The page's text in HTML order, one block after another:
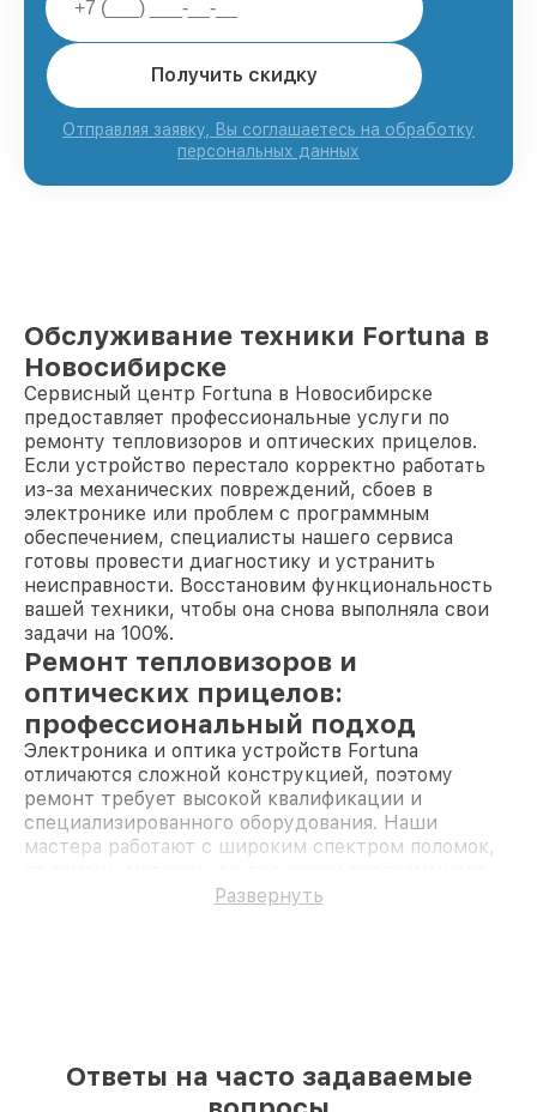
Получить скидку
Отправляя заявку, Вы соглашаетесь на обработку
персональных данных
Обслуживание техники Fortuna в
Новосибирске
Сервисный центр Fortuna в Новосибирске
предоставляет профессиональные услуги по
ремонту тепловизоров и оптических прицелов.
Если устройство перестало корректно работать
из-за механических повреждений, сбоев в
электронике или проблем с программным
обеспечением, специалисты нашего сервиса
готовы провести диагностику и устранить
неисправности. Восстановим функциональность
вашей техники, чтобы она снова выполняла свои
задачи на 100%.
Ремонт тепловизоров и
оптических прицелов:
профессиональный подход
Электроника и оптика устройств Fortuna
отличаются сложной конструкцией, поэтому
ремонт требует высокой квалификации и
специализированного оборудования. Наши
мастера работают с широким спектром поломок,
обеспечения. Каждый этап ремонта
Калибровка— восстановление точности
измерений тепловизора или прицела.
Развернуть
Ответы на часто задаваемые